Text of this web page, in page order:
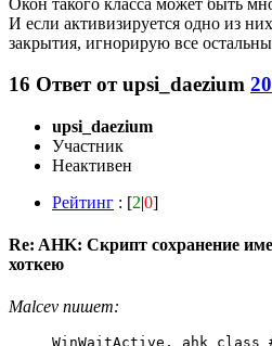
И если активизируется одно из
закрытия, игнорирую все
16 Ответ отupsi_daezium
upsi_daezium
Участник
Неактивен
Рейтинг : [2|0]
Re: AHK: Скрипт сохранение
хоткею
Malcev пишет:
WinWaitActive, ahk_class